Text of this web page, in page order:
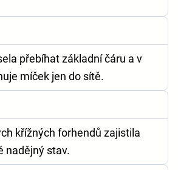
přebíhat základní čáru a v
míček jen do sítě.
křížných forhendů zajistila
nadějný stav.